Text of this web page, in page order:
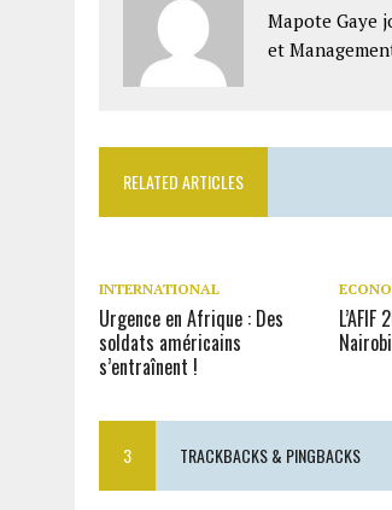
Mapote Gaye
et
RELATED ARTICLES
INTERNATIONAL
Urgence en Afrique : Des
soldats américains
s’entraînent !
3 TRACKBACKS & PINGBACKS